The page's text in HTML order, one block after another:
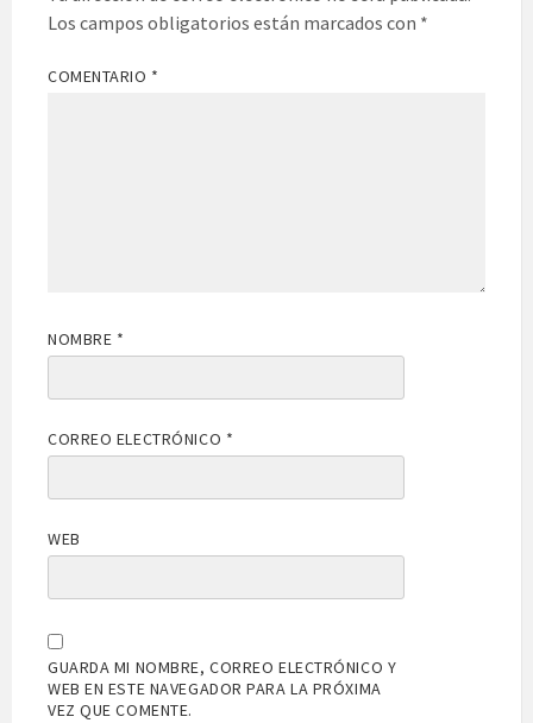
Los campos obligatorios están marcados con *
COMENTARIO *
NOMBRE *
CORREO ELECTRÓNICO *
WEB
GUARDA MI NOMBRE, CORREO ELECTRÓNICO Y
WEB EN ESTE NAVEGADOR PARA LA PRÓXIMA
VEZ QUE COMENTE.